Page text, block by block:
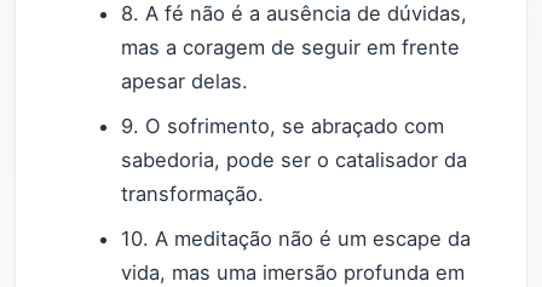
8. A fé não é a ausência de dúvidas,
mas a coragem de seguir em frente
apesar delas.
9. O sofrimento, se abraçado com
sabedoria, pode ser o catalisador da
transformação.
10. A meditação não é um escape da
vida, mas uma imersão profunda em